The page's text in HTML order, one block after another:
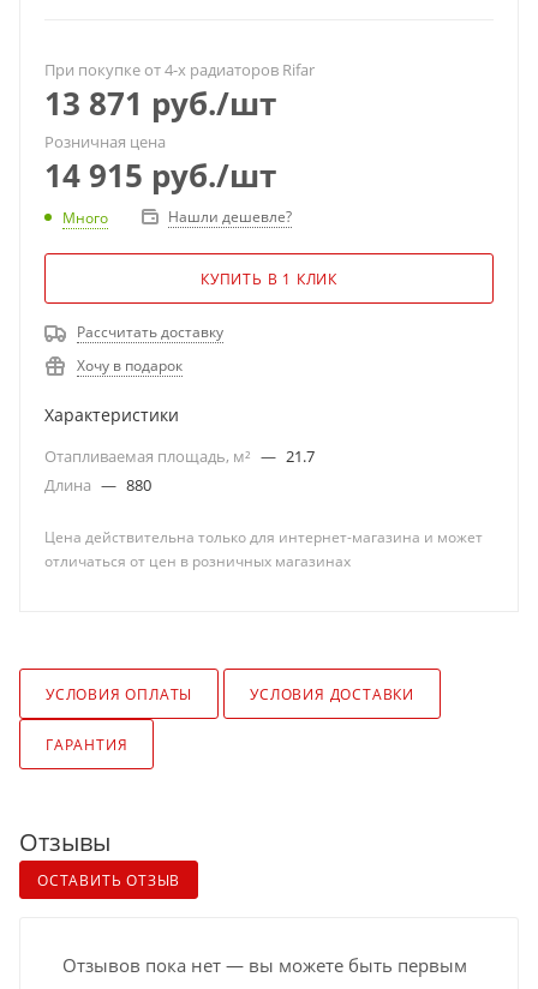
При покупке от 4-х радиаторов Rifar
13 871 руб./шт
Розничная цена
14 915 руб./шт
Много Нашли дешевле?
КУПИТЬ В 1 КЛИК
Рассчитать доставку
Хочу в подарок
Характеристики
Отапливаемая площадь, м² — 21.7
Длина — 880
Цена действительна только для интернет-магазина и может
отличаться от цен в розничных магазинах
УСЛОВИЯ ОПЛАТЫ УСЛОВИЯ ДОСТАВКИ
ГАРАНТИЯ
Отзывы
ОСТАВИТЬ ОТЗЫВ
Отзывов пока нет — вы можете быть первым